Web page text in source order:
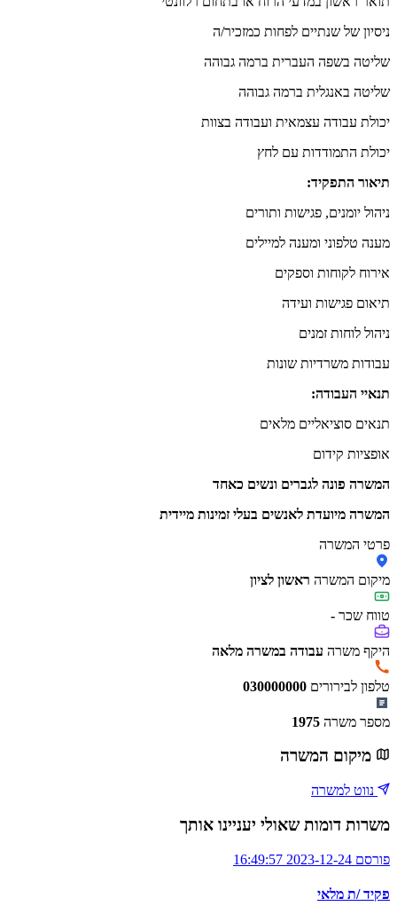
ניסיון של שנתיים לפחות כמזכיר/ה
שליטה בשפה העברית ברמה גבוהה
שליטה באנגלית ברמה גבוהה
יכולת עבודה עצמאית ועבודה בצוות
יכולת התמודדות עם לחץ
תיאור התפקיד:
ניהול יומנים, פגישות ותורים
מענה טלפוני ומענה למיילים
אירוח לקוחות וספקים
תיאום פגישות ועידה
ניהול לוחות זמנים
עבודות משרדיות שונות
תנאיי העבודה:
תנאים סוציאליים מלאים
אופציות קידום
המשרה פונה לגברים ונשים כאחד
המשרה מיועדת לאנשים בעלי זמינות מיידית
פרטי המשרה
מיקום המשרה ראשון לציון
טווח שכר -
היקף משרה עבודה במשרה מלאה
טלפון לבירורים 030000000
מספר משרה 1975
מיקום המשרה
נווט למשרה
משרות דומות שאולי יעניינו אותך
פורסם 2023-12-24 16:49:57
פקיד /ת מלאי